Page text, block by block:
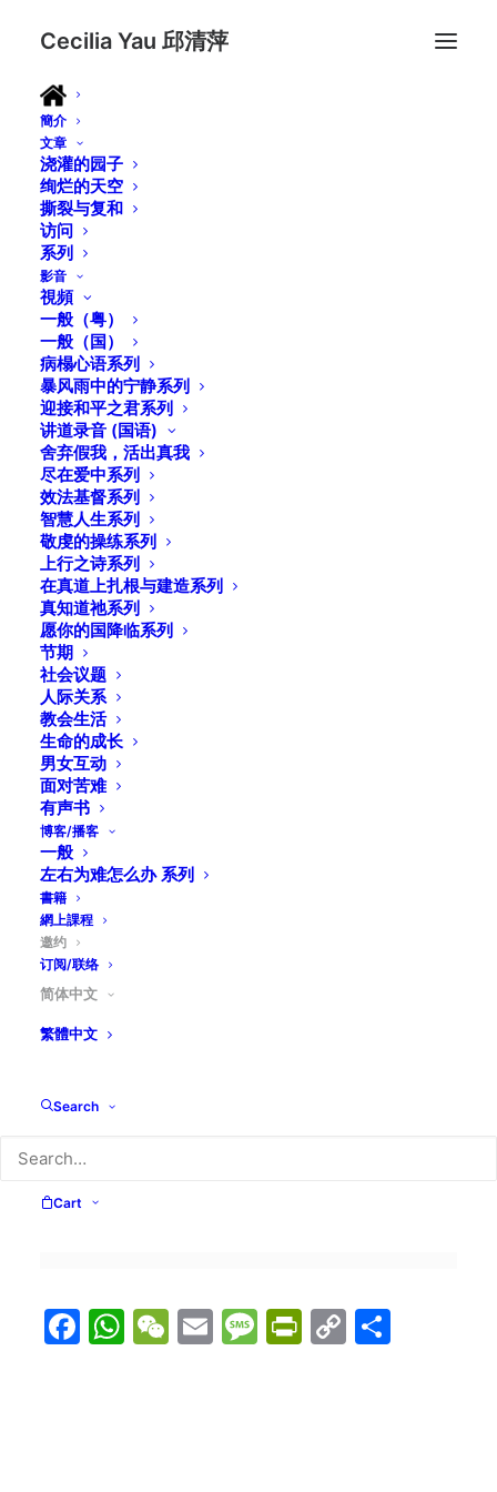
Cecilia Yau 邱清萍
簡介
文章
浇灌的园子
绚烂的天空
撕裂与复和
访问
系列
影音
視頻
一般（粤）
一般（国）
病榻心语系列
暴风雨中的宁静系列
迎接和平之君系列
讲道录音 (国语)
舍弃假我，活出真我
尽在爱中系列
效法基督系列
智慧人生系列
敬虔的操练系列
上行之诗系列
在真道上扎根与建造系列
真知道祂系列
愿你的国降临系列
节期
社会议题
人际关系
教会生活
生命的成长
男女互动
面对苦难
有声书
博客/播客
一般
左右为难怎么办 系列
書籍
網上課程
邀约
订阅/联络
简体中文
繁體中文
Search
Cart
Facebook
WhatsApp
WeChat
EmailMessage
Copy